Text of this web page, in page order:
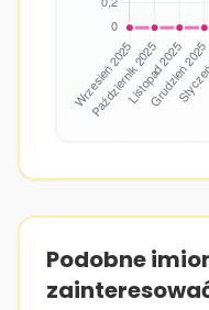
Podobne